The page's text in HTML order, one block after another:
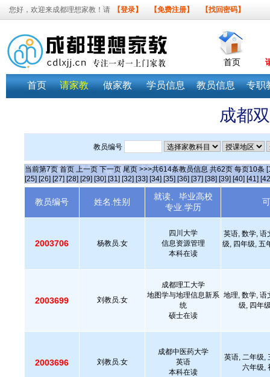
您好，欢迎来成都理想家教！请 【登录】 【免费注册】 【找回密码】
首页
首页 请家教 做家教 学员信息 教员信息 专职
成都
教员编号
当前第7页 首页 上一页 下一页 尾页 >>>共614条教员信息 共62页 每页10条
[25] [26] [27] [28] [29] [30] [31] [32] [33] [34] [35] [36] [37] [38] [39] [40] [41]
教员编号 姓名.性别
就读、毕业高校
专业.学历
2003706 杨教员.女
四川大学
信息资源管理
本科在读
英语, 数学, 语
级, 四年级, 五
2003699 刘教员.女
成都理工大学
地图学与地理信息新系
统
硕士在读
地理, 数学, 语
级, 四年
2003696 刘教员.女
成都中医药大学
英语
本科在读
英语, 二年级,
六年级,